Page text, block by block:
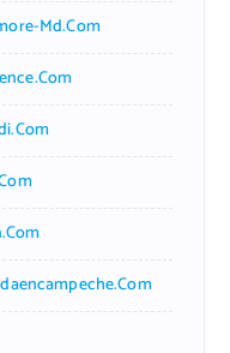
Md.com